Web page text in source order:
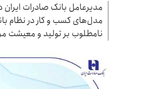
​​مدیرعامل بانک صادرات ایران
مدل‌های کسب و کار در نظام
نامطلوب بر تولید و معیشت